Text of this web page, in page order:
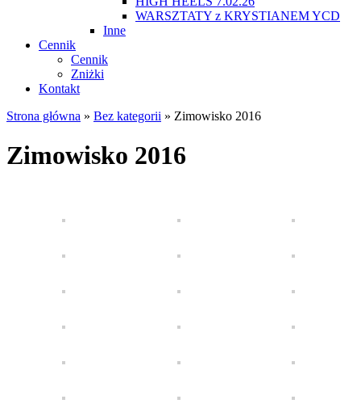
WARSZTATY z KRYSTIANEM YCD
Inne
Cennik
Cennik
Zniżki
Kontakt
Strona główna » Bez kategorii » Zimowisko 2016
Zimowisko 2016